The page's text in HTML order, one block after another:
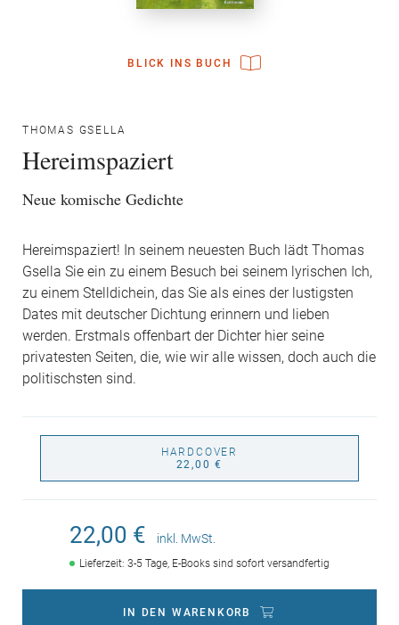
BLICK INS BUCH
THOMAS GSELLA
Hereimspaziert
Neue komische Gedichte
Hereimspaziert! In seinem neuesten Buch lädt Thomas
Gsella Sie ein zu einem Besuch bei seinem lyrischen Ich,
zu einem Stelldichein, das Sie als eines der lustigsten
Dates mit deutscher Dichtung erinnern und lieben
werden. Erstmals offenbart der Dichter hier seine
privatesten Seiten, die, wie wir alle wissen, doch auch die
politischsten sind.
HARDCOVER
22,00 €
22,00 € inkl. MwSt.
Lieferzeit: 3-5 Tage, E-Books sind sofort versandfertig
IN DEN WARENKORB